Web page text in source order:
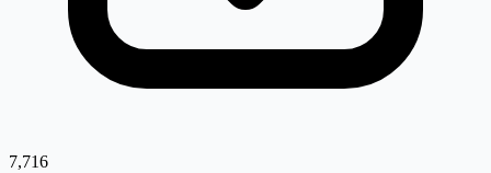
7,716